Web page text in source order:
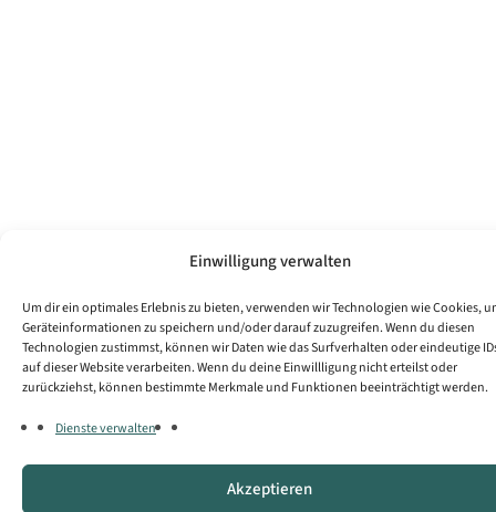
Einwilligung verwalten
Um dir ein optimales Erlebnis zu bieten, verwenden wir Technologien wie Cookies,
Geräteinformationen zu speichern und/oder darauf zuzugreifen. Wenn du diesen
Technologien zustimmst, können wir Daten wie das Surfverhalten oder eindeutige
auf dieser Website verarbeiten. Wenn du deine Einwillligung nicht erteilst oder
zurückziehst, können bestimmte Merkmale und Funktionen beeinträchtigt werden.
Dienste verwalten
Akzeptieren